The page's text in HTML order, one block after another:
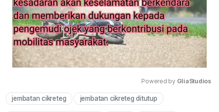
Powered by GliaStudios
jembatan cikreteg jembatan cikreteg ditutup